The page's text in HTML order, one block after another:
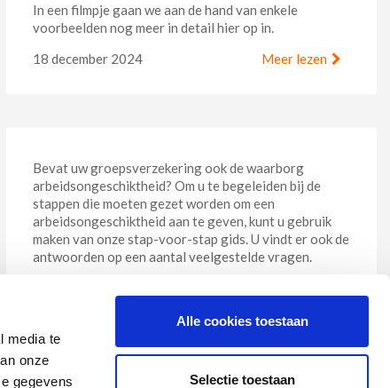
media te
onze
gegevens
Alle cookies toestaan
Selectie toestaan
In een filmpje gaan we aan de hand van enkele
voorbeelden nog meer in detail hier op in.
18 december 2024
Meer lezen
Aangifte van een arbeidsongeschiktheid
Bevat uw groepsverzekering ook de waarborg
arbeidsongeschiktheid? Om u te begeleiden bij de
stappen die moeten gezet worden om een
arbeidsongeschiktheid aan te geven, kunt u gebruik
maken van onze stap-voor-stap gids. U vindt er ook de